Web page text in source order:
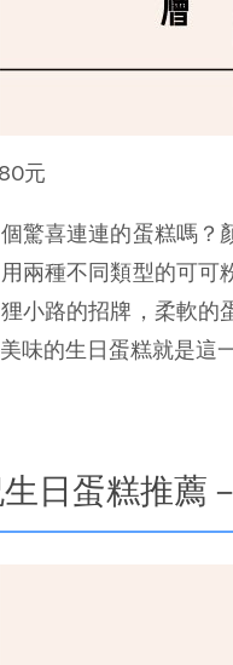
元
驚喜連連的蛋糕嗎？
兩種不同類型的可
小路的招牌，柔軟
味的生日蛋糕就是這
日蛋糕推薦－